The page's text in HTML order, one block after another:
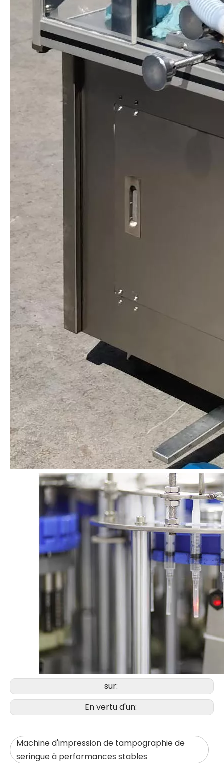
sur:
En vertu d'un:
Machine d'impression de tampographie de
seringue à performances stables